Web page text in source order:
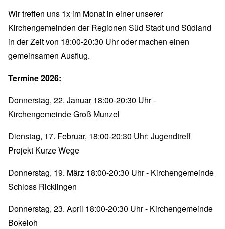
Wir treffen uns 1x im Monat in einer unserer
Kirchengemeinden der Regionen Süd Stadt und Südland
in der Zeit von 18:00-20:30 Uhr oder machen einen
gemeinsamen Ausflug.
Termine 2026:
Donnerstag, 22. Januar 18:00-20:30 Uhr -
Kirchengemeinde Groß Munzel
Dienstag, 17. Februar, 18:00-20:30 Uhr: Jugendtreff
Projekt Kurze Wege
Donnerstag, 19. März 18:00-20:30 Uhr - Kirchengemeinde
Schloss Ricklingen
Donnerstag, 23. April 18:00-20:30 Uhr - Kirchengemeinde
Bokeloh